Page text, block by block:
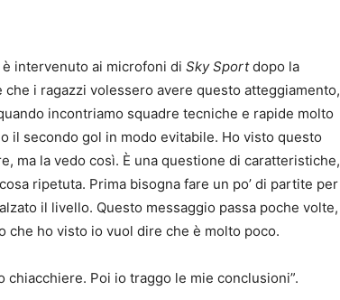
è intervenuto ai microfoni di Sky Sportdopo la
che i ragazzi volessero avere questo atteggiamento,
incontriamo squadre tecniche e rapide molto
il secondo gol in modo evitabile. Ho visto questo
ma la vedo così. È una questione di caratteristiche,
ripetuta. Prima bisogna fare un po’ di partite per
il livello. Questo messaggio passa poche volte,
che ho visto io vuol dire che è molto poco.
Poi io traggo le mie conclusioni”.